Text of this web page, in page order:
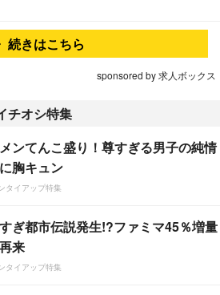
続きはこちら
sponsored by 求人ボックス
チオシ特集
ンてんこ盛り！尊すぎる男子の純情
胸キュン
タイアップ特集
ぎ都市伝説発生!?ファミマ45％増量
来
タイアップ特集